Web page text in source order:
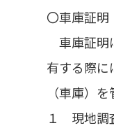
〇車庫証明
車庫証明
有する際に
（車庫）
１ 現地調